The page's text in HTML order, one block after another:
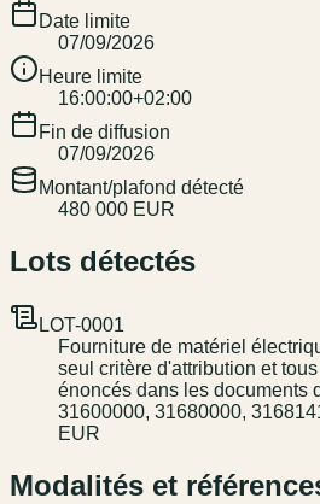
Date limite
07/09/2026
Heure limite
16:00:00+02:00
Fin de diffusion
07/09/2026
Montant/plafond détecté
480 000 EUR
Lots détectés
LOT-0001
Fourniture de matériel
seul critère d'attribution et
énoncés dans les documents
31600000, 31680000,
EUR
Modalités et